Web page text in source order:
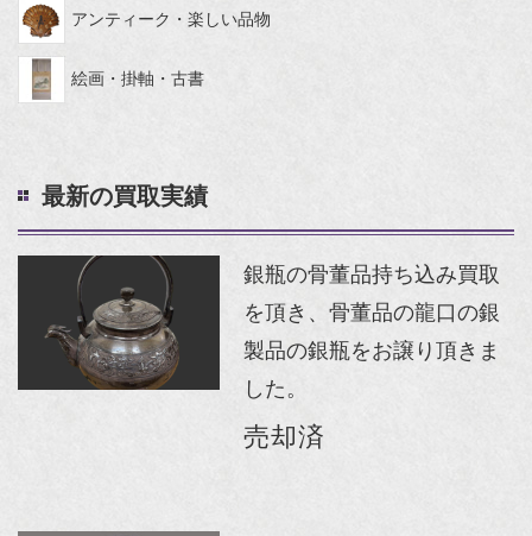
アンティーク・楽しい品物
絵画・掛軸・古書
最新の買取実績
銀瓶の骨董品持ち込み買取
を頂き、骨董品の龍口の銀
製品の銀瓶をお譲り頂きま
した。
売却済